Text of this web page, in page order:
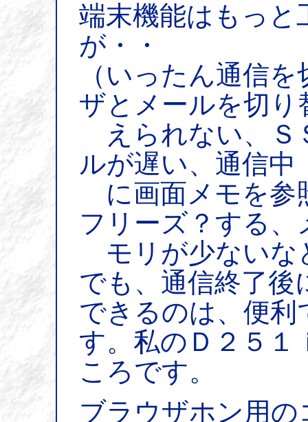
端末機能はもっと
が・・
（いったん通信
ザとメールを切り
えられない、Ｓ
ルが遅い、通信中
に画面メモを参
フリーズ？する、
モリが少ないな
でも、通信終了
できるのは、便利
す。私のＤ２５１
ころです。
ブラウザホン用